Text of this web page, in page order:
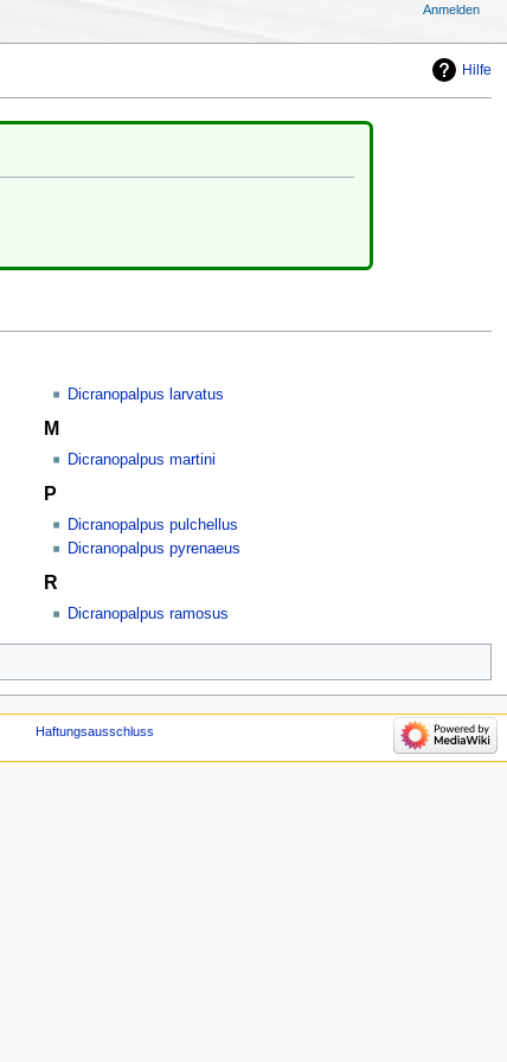
Hilfe
Dicranopalpus larvatus
M
Dicranopalpus martini
P
Dicranopalpus pulchellus
Dicranopalpus pyrenaeus
R
Dicranopalpus ramosus
Anmelden
Haftungsausschluss